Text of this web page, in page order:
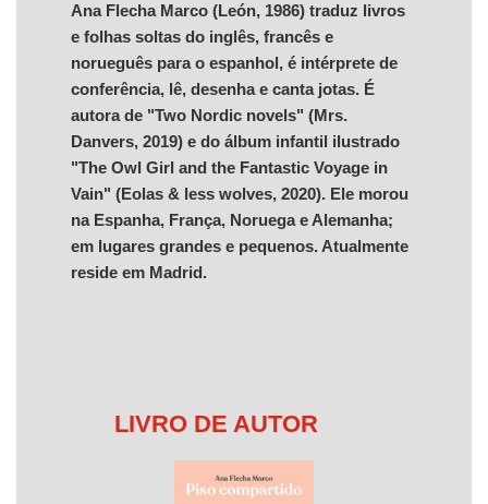
Ana Flecha Marco (León, 1986) traduz livros
e folhas soltas do inglês, francês e
norueguês para o espanhol, é intérprete de
conferência, lê, desenha e canta jotas. É
autora de "Two Nordic novels" (Mrs.
Danvers, 2019) e do álbum infantil ilustrado
"The Owl Girl and the Fantastic Voyage in
Vain" (Eolas & less wolves, 2020). Ele morou
na Espanha, França, Noruega e Alemanha;
em lugares grandes e pequenos. Atualmente
reside em Madrid.
LIVRO DE AUTOR